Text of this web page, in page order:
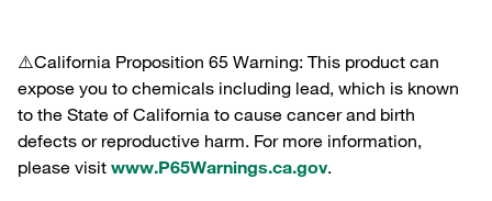
⚠️California Proposition 65 Warning: This product can
expose you to chemicals including lead, which is known
to the State of California to cause cancer and birth
defects or reproductive harm. For more information,
please visit www.P65Warnings.ca.gov.